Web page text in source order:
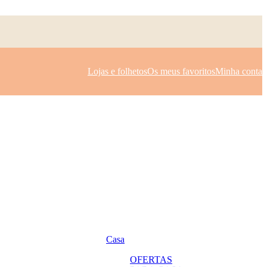
Lojas e folhetosOs meus favoritosMinha conta
Casa
OFERTAS